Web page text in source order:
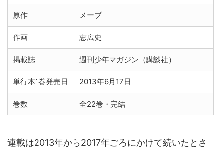
原作 メーブ
作画 恵広史
掲載誌 週刊少年マガジン（講談社）
単行本1巻発売日 2013年6月17日
巻数 全22巻・完結
連載は2013年から2017年ごろにかけて続いたとさ